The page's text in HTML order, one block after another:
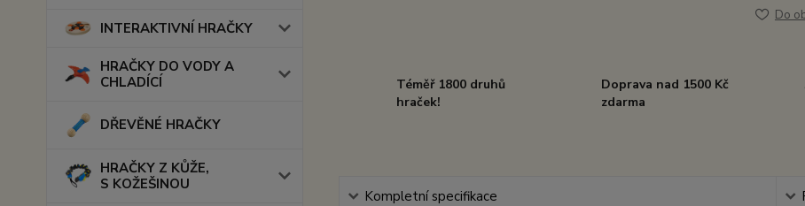
INTERAKTIVNÍ HRAČKY
HRAČKY DO VODY A
CHLADÍCÍ
DŘEVĚNÉ HRAČKY
HRAČKY Z KŮŽE,
S KOŽEŠINOU
Do
Téměř 1800 druhů
hraček!
Doprava nad 1500 Kč
zdarma
Kompletní specifikace